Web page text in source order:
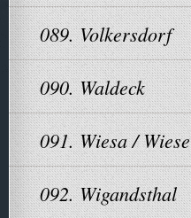
089. Volkersdorf
090. Waldeck
091. Wiesa / Wiese
092. Wigandsthal